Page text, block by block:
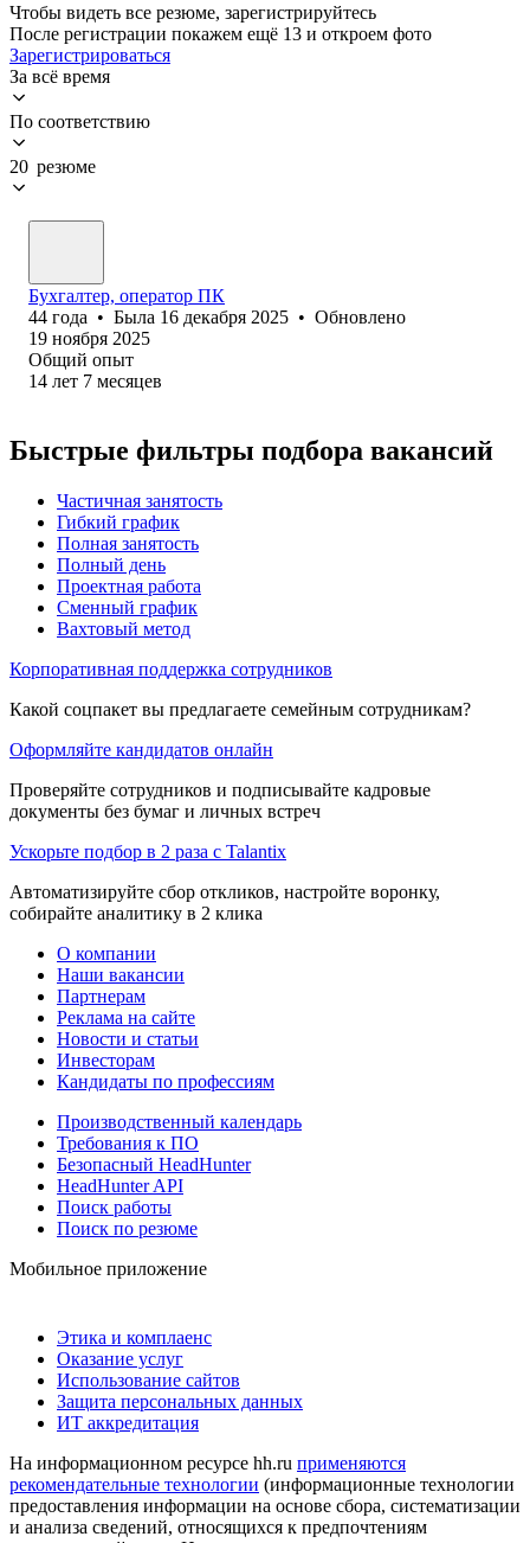
Чтобы видеть все резюме, зарегистрируйтесь
После регистрации покажем ещё 13 и откроем фото
Зарегистрироваться
За всё время
По соответствию
20 резюме
Бухгалтер, оператор ПК
44 года • Была 16 декабря 2025 • Обновлено
19 ноября 2025
Общий опыт
14 лет 7 месяцев
Быстрые фильтры подбора вакансий
Частичная занятость
Гибкий график
Полная занятость
Полный день
Проектная работа
Сменный график
Вахтовый метод
Корпоративная поддержка сотрудников
Какой соцпакет вы предлагаете семейным сотрудникам?
Оформляйте кандидатов онлайн
Проверяйте сотрудников и подписывайте кадровые
документы без бумаг и личных встреч
Ускорьте подбор в 2 раза с Talantix
Автоматизируйте сбор откликов, настройте воронку,
собирайте аналитику в 2 клика
О компании
Наши вакансии
Партнерам
Реклама на сайте
Новости и статьи
Инвесторам
Кандидаты по профессиям
Производственный календарь
Требования к ПО
Безопасный HeadHunter
HeadHunter API
Поиск работы
Поиск по резюме
Мобильное приложение
Этика и комплаенс
Оказание услуг
Использование сайтов
Защита персональных данных
ИТ аккредитация
На информационном ресурсе hh.ru применяются
рекомендательные технологии (информационные технологии
предоставления информации на основе сбора, систематизации
и анализа сведений, относящихся к предпочтениям